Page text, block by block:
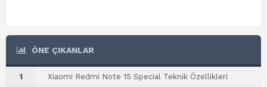
ÖNE ÇIKANLAR
1 Xiaomi Redmi Note 15 Special Teknik Özellikleri